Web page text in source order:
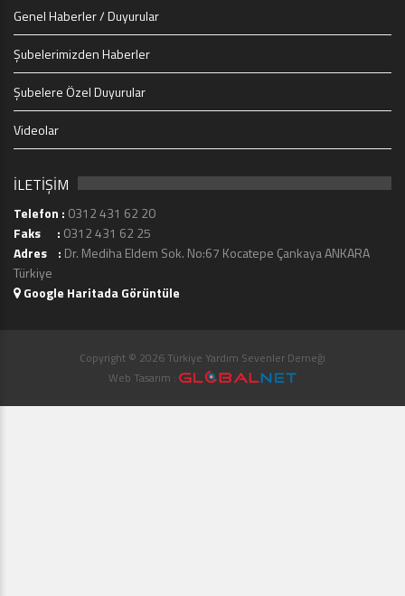
Genel Haberler / Duyurular
Şubelerimizden Haberler
Şubelere Özel Duyurular
Videolar
İLETİŞİM
Telefon : 0312 431 62 20
Faks : 0312 431 62 25
Adres : Dr. Mediha Eldem Sok. No:67 Kocatepe Çankaya ANKARA
Türkiye
Google Haritada Görüntüle
Copyright © 2026 Türkiye Yardım Sevenler Derneği
Web Tasarım :